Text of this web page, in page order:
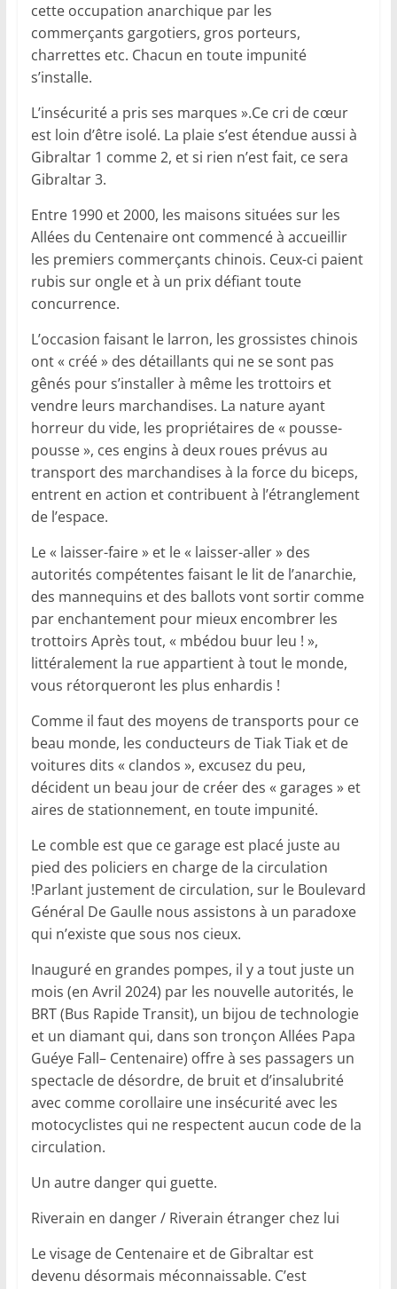
cette occupation anarchique par les
commerçants gargotiers, gros porteurs,
charrettes etc. Chacun en toute impunité
s’installe.
L’insécurité a pris ses marques ».Ce cri de cœur
est loin d’être isolé. La plaie s’est étendue aussi à
Gibraltar 1 comme 2, et si rien n’est fait, ce sera
Gibraltar 3.
Entre 1990 et 2000, les maisons situées sur les
Allées du Centenaire ont commencé à accueillir
les premiers commerçants chinois. Ceux-ci paient
rubis sur ongle et à un prix défiant toute
concurrence.
L’occasion faisant le larron, les grossistes chinois
ont « créé » des détaillants qui ne se sont pas
gênés pour s’installer à même les trottoirs et
vendre leurs marchandises. La nature ayant
horreur du vide, les propriétaires de « pousse-
pousse », ces engins à deux roues prévus au
transport des marchandises à la force du biceps,
entrent en action et contribuent à l’étranglement
de l’espace.
Le « laisser-faire » et le « laisser-aller » des
autorités compétentes faisant le lit de l’anarchie,
des mannequins et des ballots vont sortir comme
par enchantement pour mieux encombrer les
trottoirs Après tout, « mbédou buur leu ! »,
littéralement la rue appartient à tout le monde,
vous rétorqueront les plus enhardis !
Comme il faut des moyens de transports pour ce
beau monde, les conducteurs de Tiak Tiak et de
voitures dits « clandos », excusez du peu,
décident un beau jour de créer des « garages » et
aires de stationnement, en toute impunité.
Le comble est que ce garage est placé juste au
pied des policiers en charge de la circulation
!Parlant justement de circulation, sur le Boulevard
Général De Gaulle nous assistons à un paradoxe
qui n’existe que sous nos cieux.
Inauguré en grandes pompes, il y a tout juste un
mois (en Avril 2024) par les nouvelle autorités, le
BRT (Bus Rapide Transit), un bijou de technologie
et un diamant qui, dans son tronçon Allées Papa
Guéye Fall– Centenaire) offre à ses passagers un
spectacle de désordre, de bruit et d’insalubrité
avec comme corollaire une insécurité avec les
motocyclistes qui ne respectent aucun code de la
circulation.
Un autre danger qui guette.
Riverain en danger / Riverain étranger chez lui
Le visage de Centenaire et de Gibraltar est
devenu désormais méconnaissable. C’est